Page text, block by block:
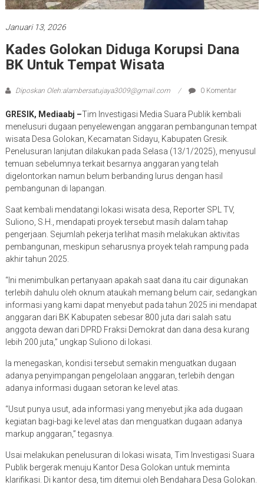
Januari 13, 2026
Kades Golokan Diduga Korupsi Dana
BK Untuk Tempat Wisata
Diposkan Oleh:alambersatujaya3009@gmail.com 0 Komentar
GRESIK, Mediaabj –Tim Investigasi Media Suara Publik kembali
menelusuri dugaan penyelewengan anggaran pembangunan tempat
wisata Desa Golokan, Kecamatan Sidayu, Kabupaten Gresik.
Penelusuran lanjutan dilakukan pada Selasa (13/1/2025), menyusul
temuan sebelumnya terkait besarnya anggaran yang telah
digelontorkan namun belum berbanding lurus dengan hasil
pembangunan di lapangan.
Saat kembali mendatangi lokasi wisata desa, Reporter SPL TV,
Suliono, S.H., mendapati proyek tersebut masih dalam tahap
pengerjaan. Sejumlah pekerja terlihat masih melakukan aktivitas
pembangunan, meskipun seharusnya proyek telah rampung pada
akhir tahun 2025.
“Ini menimbulkan pertanyaan apakah saat dana itu cair digunakan
terlebih dahulu oleh oknum ataukah memang belum cair, sedangkan
informasi yang kami dapat menyebut pada tahun 2025 ini mendapat
anggaran dari BK Kabupaten sebesar 800 juta dari salah satu
anggota dewan dari DPRD Fraksi Demokrat dan dana desa kurang
lebih 200 juta,” ungkap Suliono di lokasi.
Ia menegaskan, kondisi tersebut semakin menguatkan dugaan
adanya penyimpangan pengelolaan anggaran, terlebih dengan
adanya informasi dugaan setoran ke level atas.
“Usut punya usut, ada informasi yang menyebut jika ada dugaan
kegiatan bagi-bagi ke level atas dan menguatkan dugaan adanya
markup anggaran,” tegasnya.
Usai melakukan penelusuran di lokasi wisata, Tim Investigasi Suara
Publik bergerak menuju Kantor Desa Golokan untuk meminta
klarifikasi. Di kantor desa, tim ditemui oleh Bendahara Desa Golokan.